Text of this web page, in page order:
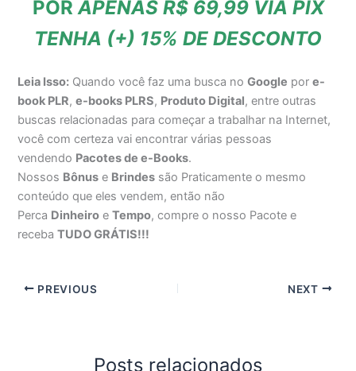
PORAPENAS R$ 69,99 VIA PIX
TENHA (+) 15% DE DESCONTO
Leia Isso: Quando você faz uma busca noGoogle pore-
book PLR,e-books PLRS, Produto Digital, entre outras
buscas relacionadas para começar a trabalhar na Internet,
você com certeza vai encontrar várias pessoas
vendendo Pacotes de e-Books.
Nossos Bônus e Brindes são Praticamente o mesmo
conteúdo que eles vendem, então não
Perca Dinheiro eTempo, compre o nosso Pacote e
recebaTUDO GRÁTIS!!!
PREVIOUS NEXT
Posts relacionados